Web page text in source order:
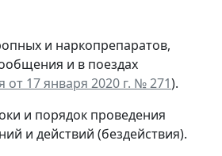
и наркопрепаратов,
и в поездах
17 января 2020 г. № 271).
и порядок проведения
и действий (бездействия).